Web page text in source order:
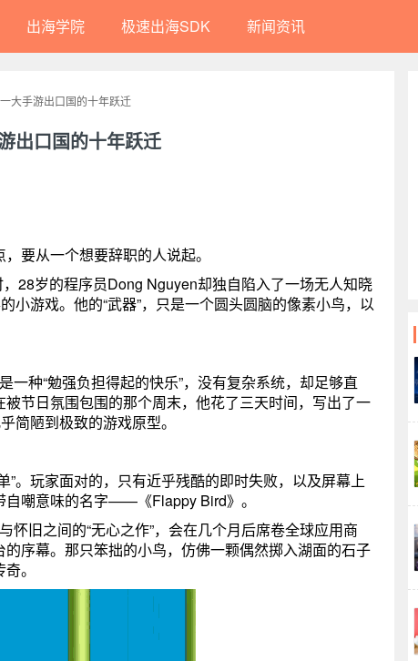
出海学院 极速出海SDK 新闻资讯
大手游出口国的十年跃迁
出口国的十年跃迁
要从一个想要辞职的人说起。
28岁的程序员Dong Nguyen却独自陷入了一场无人知晓
小游戏。他的“武器”，只是一个圆头圆脑的像素小鸟，以
种“勉强负担得起的快乐”，没有复杂系统，却足够直
节日氛围包围的那个周末，他花了三天时间，写出了一
简陋到极致的游戏原型。
。玩家面对的，只有近乎残酷的即时失败，以及屏幕上
自嘲意味的名字——《Flappy Bird》。
旧之间的“无心之作”，会在几个月后席卷全球应用商
序幕。那只笨拙的小鸟，仿佛一颗偶然掷入湖面的石子
。